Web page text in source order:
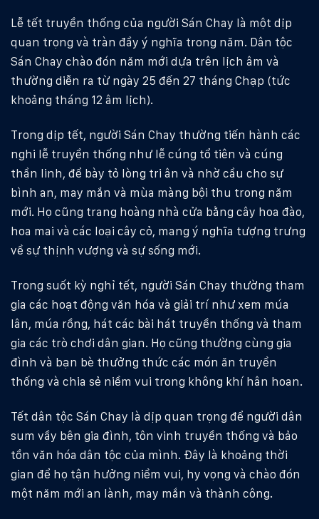
Lễ tết truyền thống của người Sán Chay là một dịp
quan trọng và tràn đầy ý nghĩa trong năm. Dân tộc
Sán Chay chào đón năm mới dựa trên lịch âm và
thường diễn ra từ ngày 25 đến 27 tháng Chạp (tức
khoảng tháng 12 âm lịch).
Trong dịp tết, người Sán Chay thường tiến hành các
nghi lễ truyền thống như lễ cúng tổ tiên và cúng
thần linh, để bày tỏ lòng tri ân và nhờ cầu cho sự
bình an, may mắn và mùa màng bội thu trong năm
mới. Họ cũng trang hoàng nhà cửa bằng cây hoa đào,
hoa mai và các loại cây cỏ, mang ý nghĩa tượng trưng
về sự thịnh vượng và sự sống mới.
Trong suốt kỳ nghỉ tết, người Sán Chay thường tham
gia các hoạt động văn hóa và giải trí như xem múa
lân, múa rồng, hát các bài hát truyền thống và tham
gia các trò chơi dân gian. Họ cũng thường cùng gia
đình và bạn bè thưởng thức các món ăn truyền
thống và chia sẻ niềm vui trong không khí hân hoan.
Tết dân tộc Sán Chay là dịp quan trọng để người dân
sum vầy bên gia đình, tôn vinh truyền thống và bảo
tồn văn hóa dân tộc của mình. Đây là khoảng thời
gian để họ tận hưởng niềm vui, hy vọng và chào đón
một năm mới an lành, may mắn và thành công.